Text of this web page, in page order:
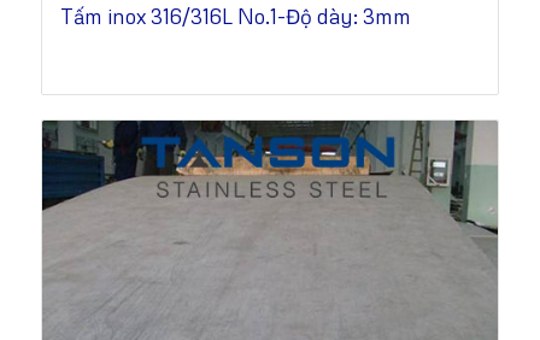
Tấm inox 316/316L No.1-Độ dày: 3mm